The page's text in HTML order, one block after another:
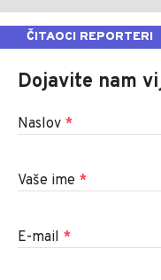
ČITAOCI REPORTERI
Dojavite nam
Naslov *
Vaše ime *
E-mail *